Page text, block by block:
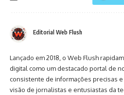
Editorial Web Flush
Lançado em 2018, o Web Flush
digital como um destacado portal de
consistente de informações precisas
visão de jornalistas e entusiastas da